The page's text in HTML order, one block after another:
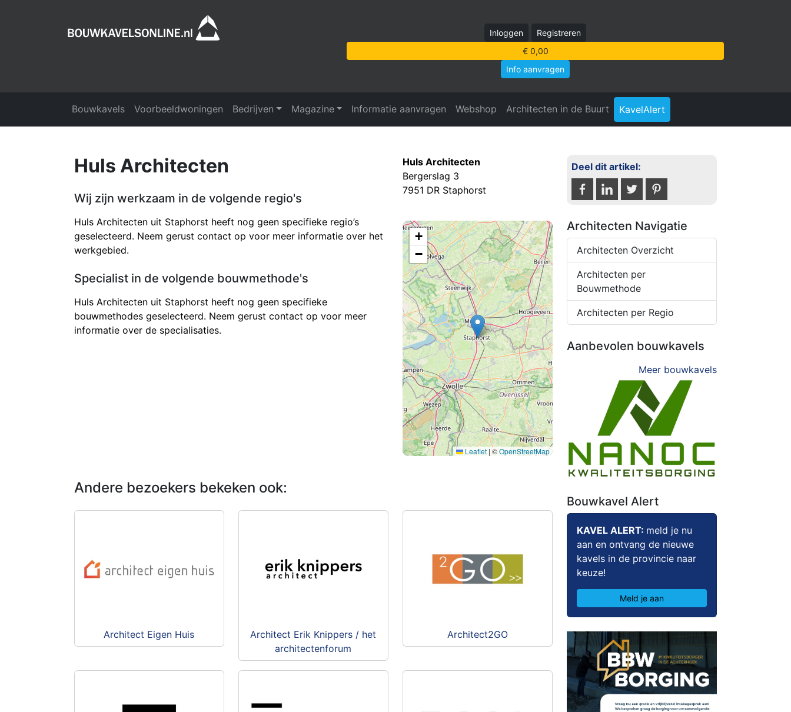
Inloggen
Registreren
€ 0,00
Info aanvragen
Bouwkavels Voorbeeldwoningen Bedrijven Magazine Informatie aanvragen Webshop Architecten in de Buurt KavelAlert
Huls Architecten
Wij zijn werkzaam in de volgende regio's
Huls Architecten uit Staphorst heeft nog geen specifieke regio’s
geselecteerd. Neem gerust contact op voor meer informatie over het
werkgebied.
Specialist in de volgende bouwmethode's
Huls Architecten uit Staphorst heeft nog geen specifieke
bouwmethodes geselecteerd. Neem gerust contact op voor meer
informatie over de specialisaties.
Huls Architecten
Bergerslag 3
7951 DR Staphorst
+
−
Leaflet | ©OpenStreetMap
Andere bezoekers bekeken ook:
Architect Eigen Huis
Architect Erik Knippers / het
architectenforum
Architect2GO
Deel dit artikel:
Architecten Navigatie
Architecten Overzicht
Architecten per
Bouwmethode
Architecten per Regio
Aanbevolen bouwkavels
Meer bouwkavels
Bouwkavel Alert
KAVEL ALERT: meld je nu
aan en ontvang de nieuwe
kavels in de provincie naar
keuze!
Meld je aan